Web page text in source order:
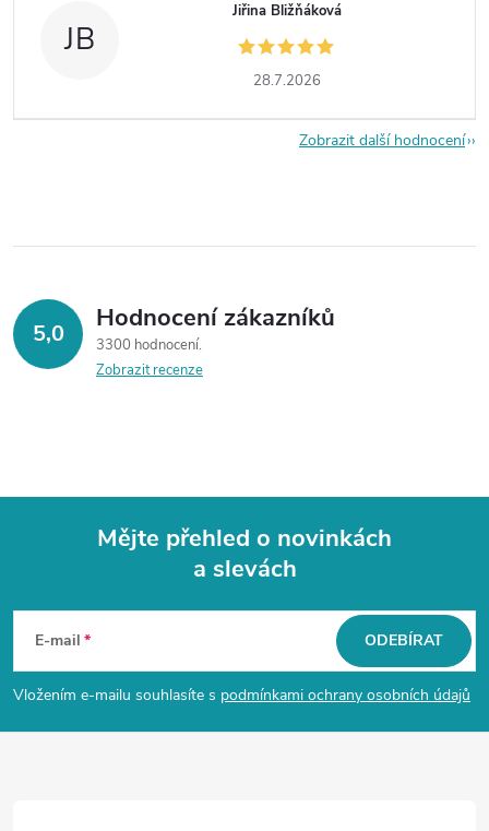
JB
Jiřina Bližňáková
28.7.2026
Zobrazit další hodnocení
5,0 Hodnocení zákazníků
3300 hodnocení
Zobrazit recenze
p
Mějte přehled o novinkách
a slevách
E-mail
Vložením e-mailu souhlasíte s podmínkami ochrany osobních údajů
ODEBÍRAT